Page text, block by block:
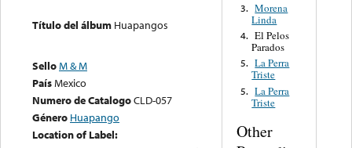
Título del álbum Huapangos
SelloM & M
PaísMexico
Numero de CatalogoCLD-057
Género Huapango
Location of Label:
3. Morena
Linda
4. El Pelos
Parados
5. La Perra
Triste
5. La Perra
Triste
Other